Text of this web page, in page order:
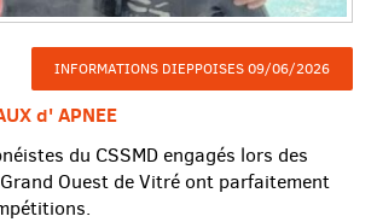
INFORMATIONS DIEPPOISES 09/06/2026
d' APNEE
du CSSMD engagés lors des
Ouest de Vitré ont parfaitement